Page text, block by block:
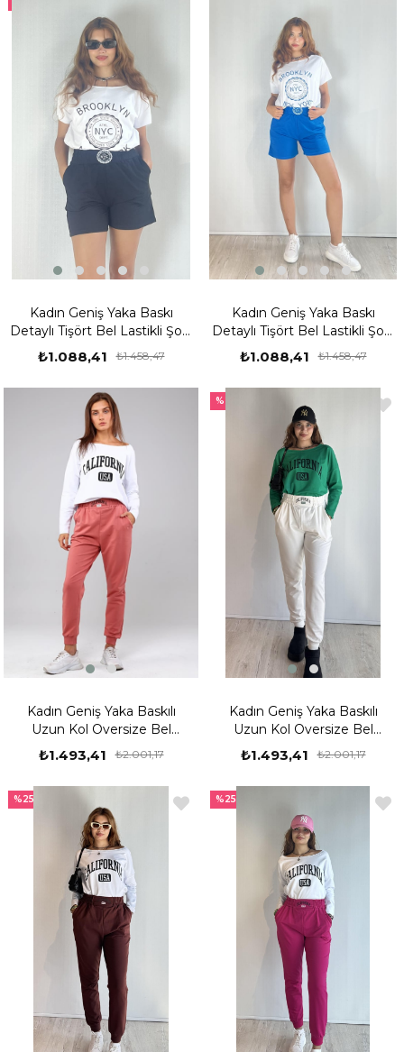
Kadın Geniş Yaka Baskı
Detaylı Tişört Bel Lastikli Şort
Siyah İkili Takım
₺1.088,41 ₺1.458,47
Kadın Geniş Yaka Baskı
Detaylı Tişört Bel Lastikli Şort
Mavi İkili Takım
₺1.088,41 ₺1.458,47
Kadın Geniş Yaka Baskılı
Uzun Kol Oversize Bel
Lastikli Nar Çiçeği Eşofman
Takımı
₺1.493,41 ₺2.001,17
Kadın Geniş Yaka Baskılı
Uzun Kol Oversize Bel
Lastikli Yeşil-Beyaz Eşofman
Takımı
₺1.493,41 ₺2.001,17
%25
%25 %25